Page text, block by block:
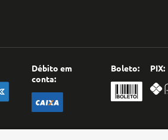
Débito em
conta:
Boleto: PIX: